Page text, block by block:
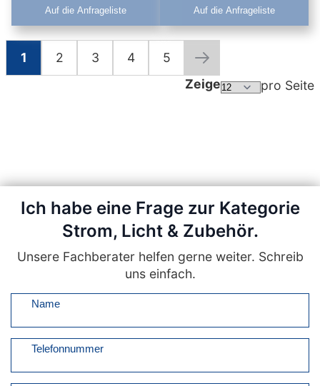
Auf die Anfrageliste Auf die Anfrageliste
SeiteSie lesen gerade die Seite
1 Seite
2 Seite
3 Seite
4 Seite
5 Seite
Weiter
Zeige
pro Seite
Ich habe eine Frage zur Kategorie
Strom, Licht & Zubehör.
Unsere Fachberater helfen gerne weiter. Schreib
uns einfach.
Name
Telefonnummer